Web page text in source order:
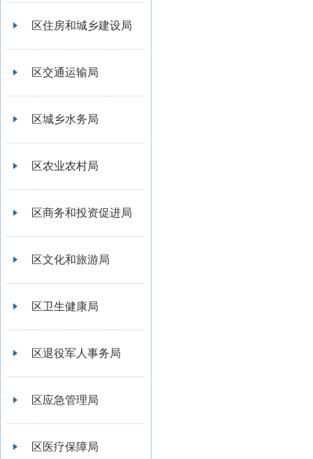
区住房和城乡建设局
区交通运输局
区城乡水务局
区农业农村局
区商务和投资促进局
区文化和旅游局
区卫生健康局
区退役军人事务局
区应急管理局
区医疗保障局